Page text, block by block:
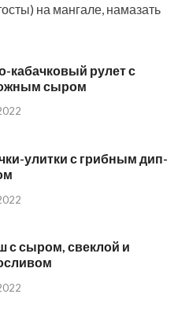
на мангале, намазать
кабачковый рулет с
сыром
улитки с грибным дип-
с сыром, свеклой и